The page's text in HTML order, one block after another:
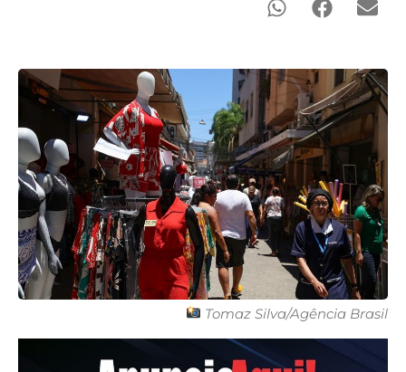
Tomaz Silva/Agência Brasil